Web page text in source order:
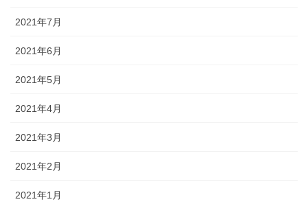
2021年7月
2021年6月
2021年5月
2021年4月
2021年3月
2021年2月
2021年1月